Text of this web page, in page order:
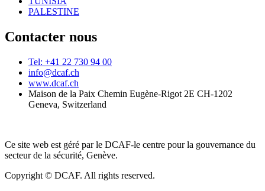
PALESTINE
Contacter nous
Tel: +41 22 730 94 00
info@dcaf.ch
www.dcaf.ch
Maison de la Paix Chemin Eugène-Rigot 2E CH-1202
Geneva, Switzerland
Ce site web est géré par le DCAF-le centre pour la gouvernance du
secteur de la sécurité, Genève.
Copyright © DCAF. All rights reserved.